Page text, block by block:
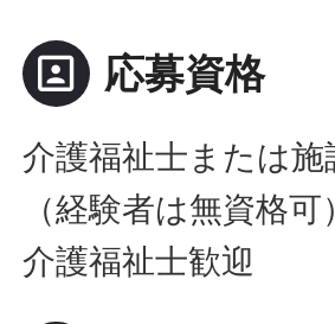
portrait 応募資格
介護福祉士または
（経験者は無資格可
介護福祉士歓迎